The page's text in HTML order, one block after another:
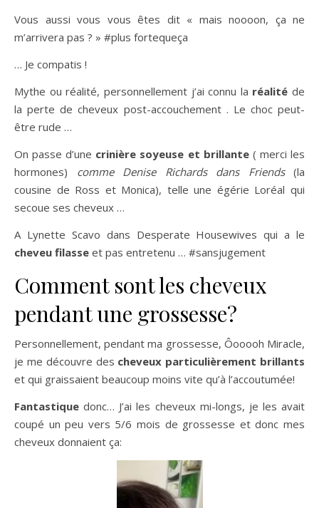
Vous aussi vous vous êtes dit « mais noooon, ça ne
m’arrivera pas ? » #plus fortequeça
… Je compatis !
Mythe ou réalité, personnellement j’ai connu la réalité de
la perte de cheveux post-accouchement . Le choc peut-
être rude …
On passe d’une crinière soyeuse et brillante( merci les
hormones) comme Denise Richards dans Friends(la
cousine de Ross et Monica), telle une égérie Loréal qui
secoue ses cheveux …
A Lynette Scavo dans Desperate Housewives qui a le
cheveu filasse et pas entretenu … #sansjugement
Comment sont les cheveux
pendant une grossesse?
Personnellement, pendant ma grossesse, Ôooooh Miracle,
je me découvre des cheveux particulièrement brillants
et qui graissaient beaucoup moins vite qu’à l’accoutumée!
Fantastique donc… J’ai les cheveux mi-longs, je les avait
coupé un peu vers 5/6 mois de grossesse et donc mes
cheveux donnaient ça: